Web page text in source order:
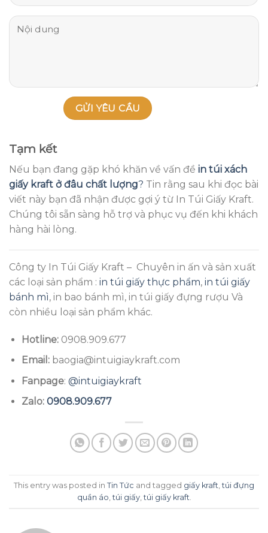
Tạm kết
Nếu bạn đang gặp khó khăn về vấn đề in túi xách
giấy kraft ở đâu chất lượng? Tin rằng sau khi đọc bài
viết này bạn đã nhận được gợi ý từ In Túi Giấy Kraft.
Chúng tôi sẵn sàng hỗ trợ và phục vụ đến khi khách
hàng hài lòng.
Công ty In Túi Giấy Kraft – Chuyên in ấn và sản xuất
các loại sản phẩm : in túi giấy thực phẩm, in túi giấy
bánh mì, in bao bánh mì, in túi giấy đựng rượu Và
còn nhiều loại sản phẩm khác.
Hotline:0908.909.677
Email:baogia@intuigiaykraft.com
Fanpage: @intuigiaykraft
Zalo: 0908.909.677
This entry was posted in Tin Tức and tagged giấy kraft ,túi đựng
quần áo ,túi giấy,túi giấy kraft